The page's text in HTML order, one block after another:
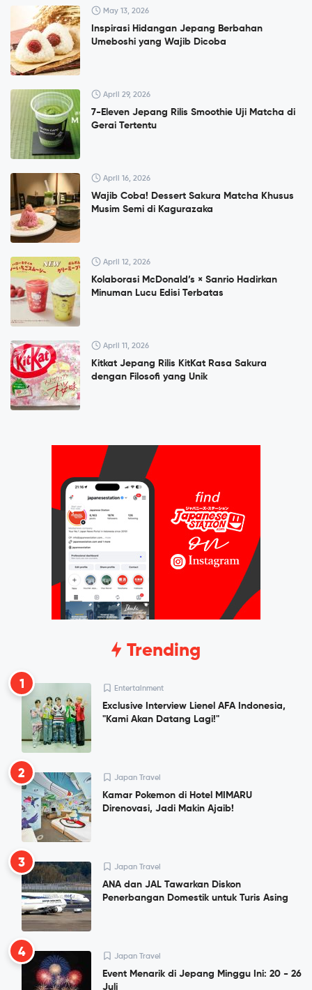
May 13, 2026
Inspirasi Hidangan Jepang Berbahan
Umeboshi yang Wajib Dicoba
April 29, 2026
7-Eleven Jepang Rilis Smoothie Uji Matcha di
Gerai Tertentu
April 16, 2026
Wajib Coba! Dessert Sakura Matcha Khusus
Musim Semi di Kagurazaka
April 12, 2026
Kolaborasi McDonald’s × Sanrio Hadirkan
Minuman Lucu Edisi Terbatas
April 11, 2026
Kitkat Jepang Rilis KitKat Rasa Sakura
dengan Filosofi yang Unik
Trending
1 Entertainment
Exclusive Interview Lienel AFA Indonesia,
"Kami Akan Datang Lagi!"
2 Japan Travel
Kamar Pokemon di Hotel MIMARU
Direnovasi, Jadi Makin Ajaib!
3 Japan Travel
ANA dan JAL Tawarkan Diskon
Penerbangan Domestik untuk Turis Asing
4 Japan Travel
Event Menarik di Jepang Minggu Ini: 20 - 26
Juli